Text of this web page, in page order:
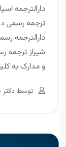
دارالترجمه
ترجمه رسمی در
دارالترجمه
شیراز ترجمه
و مدارک به
توسط